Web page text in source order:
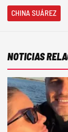
CHINA SUÁREZ
NOTICIAS